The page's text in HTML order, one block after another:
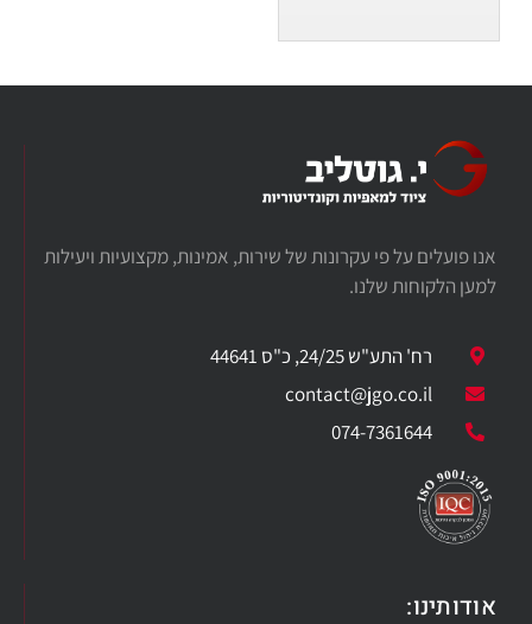
אנו פועלים על פי עקרונות של שירות, אמינות, מקצועיות ויעילות
למען הלקוחות שלנו.
רח' התע"ש 24/25, כ"ס 44641
contact@jgo.co.il
074-7361644
אודותינו: